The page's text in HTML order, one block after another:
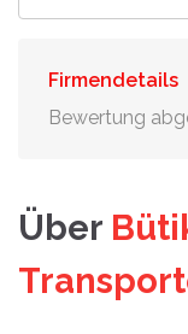
Firmendetails
Bewertung
Über